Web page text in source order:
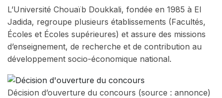
L’Université Chouaïb Doukkali, fondée en 1985 à El
Jadida, regroupe plusieurs établissements (Facultés,
Écoles et Écoles supérieures) et assure des missions
d’enseignement, de recherche et de contribution au
développement socio-économique national.
Décision d’ouverture du concours (source : annonce)